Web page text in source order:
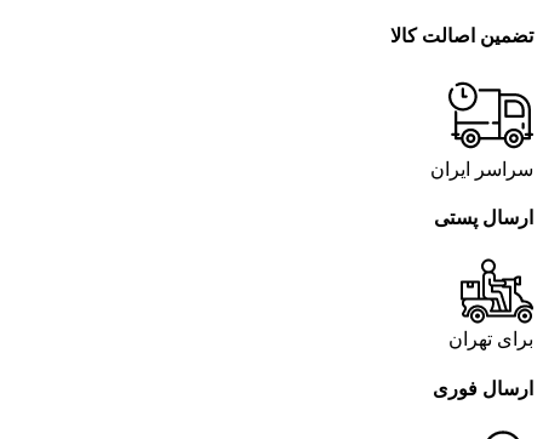
تضمین اصالت کالا
سراسر ایران
ارسال پستی
برای تهران
ارسال فوری